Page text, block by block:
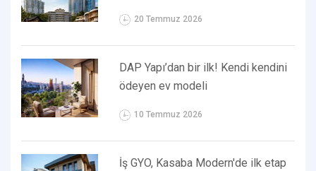
20 Temmuz 2026
DAP Yapı’dan bir ilk! Kendi kendini
ödeyen ev modeli
10 Temmuz 2026
İş GYO, Kasaba Modern'de ilk etap